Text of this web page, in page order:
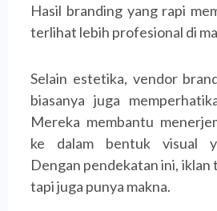
Hasil branding yang rapi
terlihat lebih profesional di
Selain estetika, vendor
biasanya juga
Mereka membantu
ke dalam bentuk visual
Dengan pendekatan ini, iklan
tapi juga punya makna.